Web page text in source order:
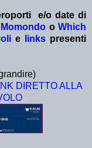
e/o date di
Momondo o Which
e links presenti
DIRETTO ALLA